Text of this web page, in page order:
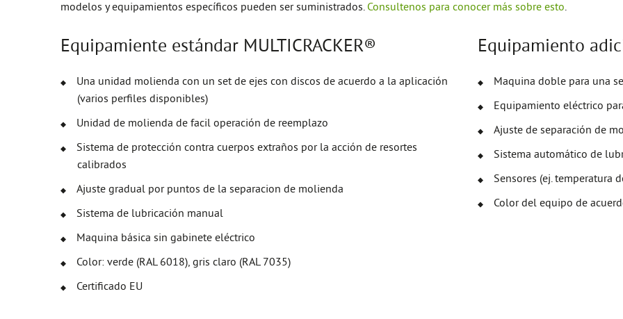
modelos y equipamientos específicos pueden ser suministrados. Consultenos para conocer más sobre esto.
Equipamiente estándar MULTICRACKER®
Una unidad molienda con un set de ejes con discos de acuerdo a la aplicación
(varios perfiles disponibles)
Unidad de molienda de facil operación de reemplazo
Sistema de protección contra cuerpos extraños por la acción de resortes
calibrados
Ajuste gradual por puntos de la separacion de molienda
Sistema de lubricación manual
Maquina básica sin gabinete eléctrico
Color: verde (RAL 6018), gris claro (RAL 7035)
Certificado EU
Equipamiento
Maquina doble para una
Equipamiento eléctrico
Ajuste de separación de
Sistema automático de
Sensores (ej. temperatura
Color del equipo de